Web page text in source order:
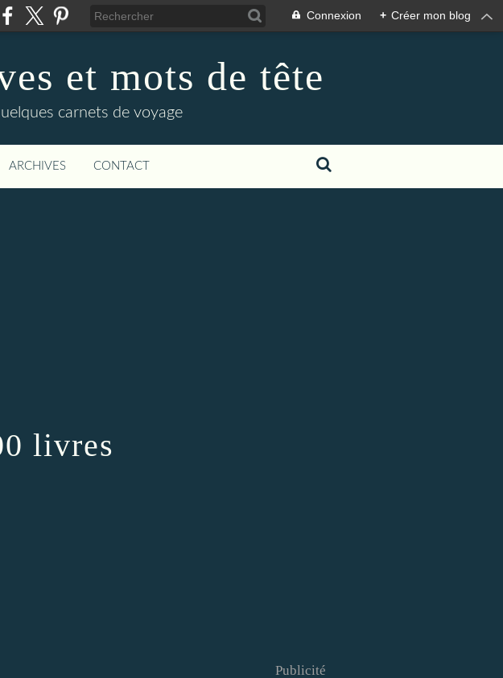
Connexion + Créer mon blog
et mots de tête
carnets de voyage
ARCHIVES CONTACT
livres
Publicité